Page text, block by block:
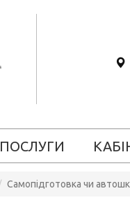
ПОСЛУГИ
Самопідготовка чи